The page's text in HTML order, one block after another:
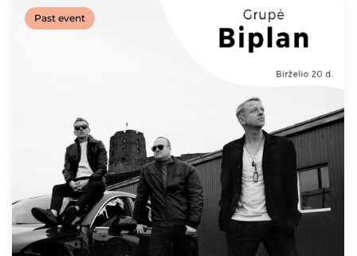
Past event